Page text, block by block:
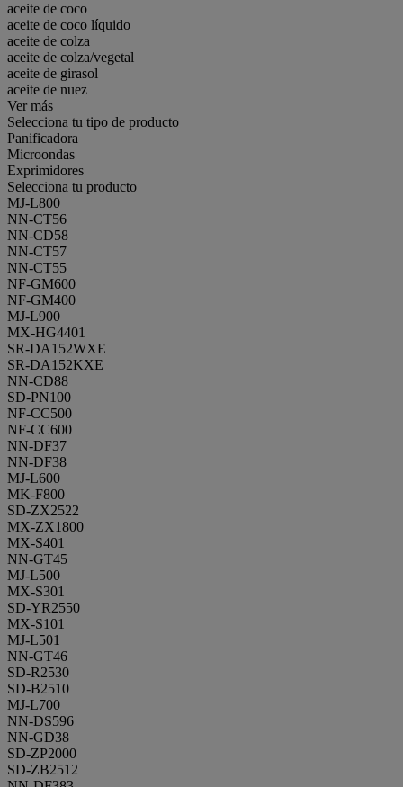
aceite de coco
aceite de coco líquido
aceite de colza
aceite de colza/vegetal
aceite de girasol
aceite de nuez
Ver más
Selecciona tu tipo de producto
Panificadora
Microondas
Exprimidores
Selecciona tu producto
MJ-L800
NN-CT56
NN-CD58
NN-CT57
NN-CT55
NF-GM600
NF-GM400
MJ-L900
MX-HG4401
SR-DA152WXE
SR-DA152KXE
NN-CD88
SD-PN100
NF-CC500
NF-CC600
NN-DF37
NN-DF38
MJ-L600
MK-F800
SD-ZX2522
MX-ZX1800
MX-S401
NN-GT45
MJ-L500
MX-S301
SD-YR2550
MX-S101
MJ-L501
NN-GT46
SD-R2530
SD-B2510
MJ-L700
NN-DS596
NN-GD38
SD-ZP2000
SD-ZB2512